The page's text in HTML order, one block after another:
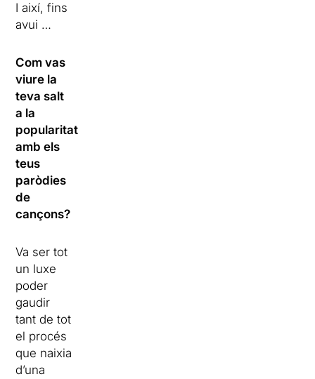
I així, fins
avui …
Com vas
viure la
teva salt
a la
popularitat
amb els
teus
paròdies
de
cançons?
Va ser tot
un luxe
poder
gaudir
tant de tot
el procés
que naixia
d’una